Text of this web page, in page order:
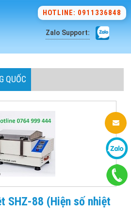
HOTLINE: 0911336848
Zalo Support:
QUỐC
SHZ-88 (Hiện số nhiệt